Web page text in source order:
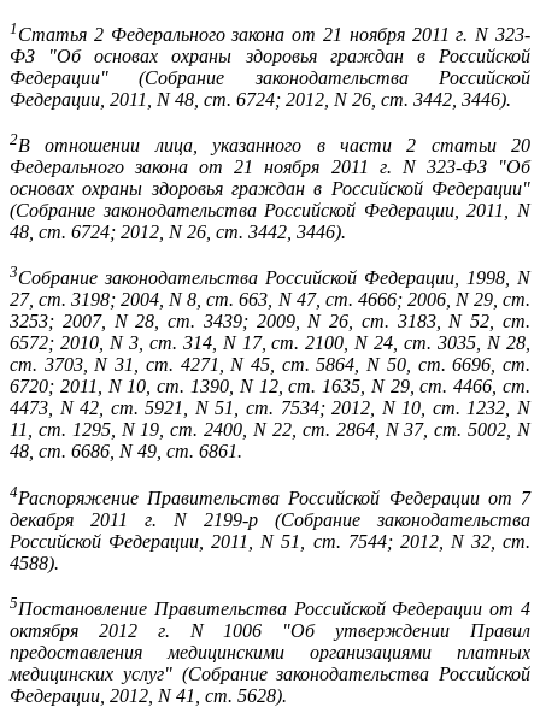
1 Статья 2 Федерального закона от 21 ноября 2011 г. N 323-
ФЗ "Об основах охраны здоровья граждан в Российской
Федерации" (Собрание законодательства Российской
Федерации, 2011, N 48, ст. 6724; 2012, N 26, ст. 3442, 3446).
2В отношении лица, указанного в части 2 статьи 20
Федерального закона от 21 ноября 2011 г. N 323-ФЗ "Об
основах охраны здоровья граждан в Российской Федерации"
(Собрание законодательства Российской Федерации, 2011, N
48, ст. 6724; 2012, N 26, ст. 3442, 3446).
3Собрание законодательства Российской Федерации, 1998, N
27, ст. 3198; 2004, N 8, ст. 663, N 47, ст. 4666; 2006, N 29, ст.
3253; 2007, N 28, ст. 3439; 2009, N 26, ст. 3183, N 52, ст.
6572; 2010, N 3, ст. 314, N 17, ст. 2100, N 24, ст. 3035, N 28,
ст. 3703, N 31, ст. 4271, N 45, ст. 5864, N 50, ст. 6696, ст.
6720; 2011, N 10, ст. 1390, N 12, ст. 1635, N 29, ст. 4466, ст.
4473, N 42, ст. 5921, N 51, ст. 7534; 2012, N 10, ст. 1232, N
11, ст. 1295, N 19, ст. 2400, N 22, ст. 2864, N 37, ст. 5002, N
48, ст. 6686, N 49, ст. 6861.
4Распоряжение Правительства Российской Федерации от 7
декабря 2011 г. N 2199-р (Собрание законодательства
Российской Федерации, 2011, N 51, ст. 7544; 2012, N 32, ст.
4588).
5Постановление Правительства Российской Федерации от 4
октября 2012 г. N 1006 "Об утверждении Правил
предоставления медицинскими организациями платных
медицинских услуг" (Собрание законодательства Российской
Федерации, 2012, N 41, ст. 5628).